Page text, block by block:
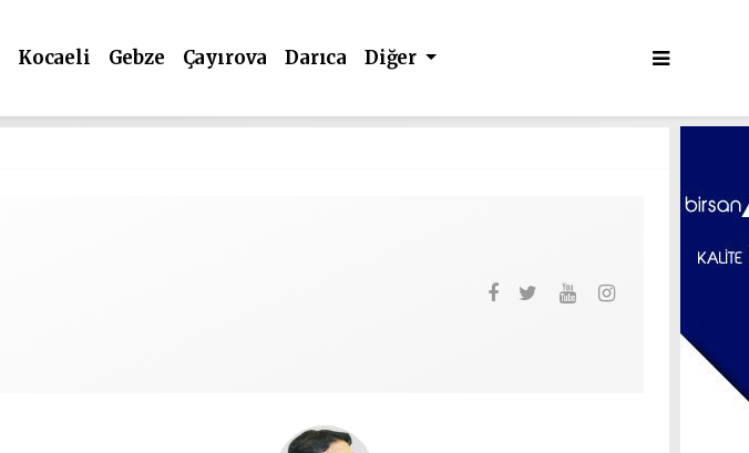
Kocaeli Gebze Çayırova Darıca Diğer